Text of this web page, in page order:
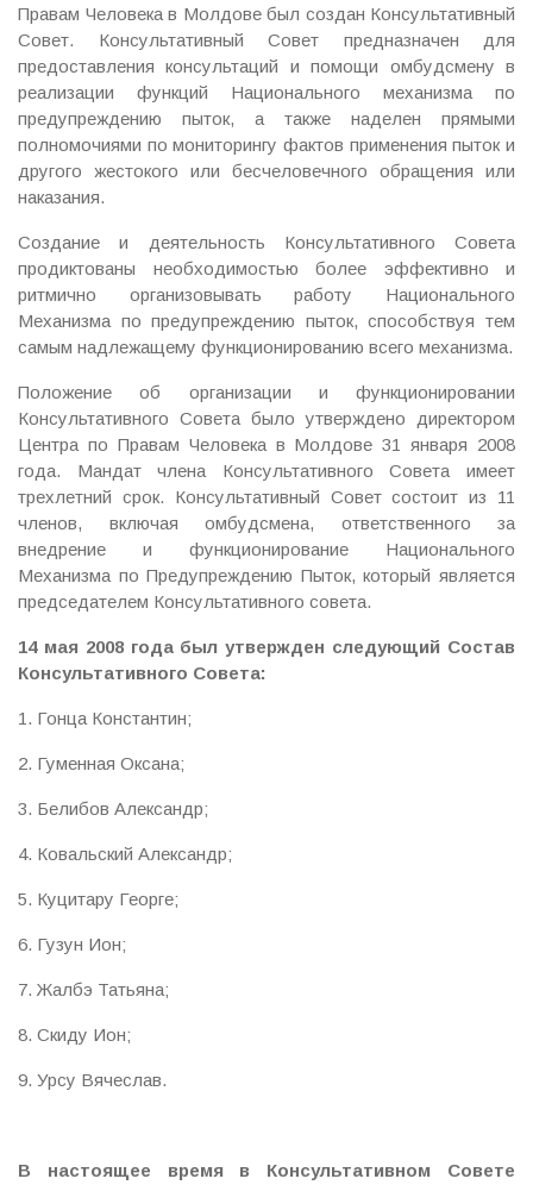
Правам Человека в Молдове был создан Консультативный
Совет. Консультативный Совет предназначен для
предоставления консультаций и помощи омбудсмену в
реализации функций Национального механизма по
предупреждению пыток, а также наделен прямыми
полномочиями по мониторингу фактов применения пыток и
другого жестокого или бесчеловечного обращения или
наказания.
Создание и деятельность Консультативного Совета
продиктованы необходимостью более эффективно и
ритмично организовывать работу Национального
Механизма по предупреждению пыток, способствуя тем
самым надлежащему функционированию всего механизма.
Положение об организации и функционировании
Консультативного Совета было утверждено директором
Центра по Правам Человека в Молдове 31 января 2008
года. Мандат члена Консультативного Совета имеет
трехлетний срок. Консультативный Совет состоит из 11
членов, включая омбудсмена, ответственного за
внедрение и функционирование Национального
Механизма по Предупреждению Пыток, который является
председателем Консультативного совета.
14 мая 2008 года был утвержден следующий Состав
Консультативного Совета:
1. Гонца Константин;
2. Гуменная Оксана;
3. Белибов Александр;
4. Ковальский Александр;
5. Куцитару Георге;
6. Гузун Ион;
7. Жалбэ Татьяна;
8. Скиду Ион;
9. Урсу Вячеслав.
В настоящее время в Консультативном Совете